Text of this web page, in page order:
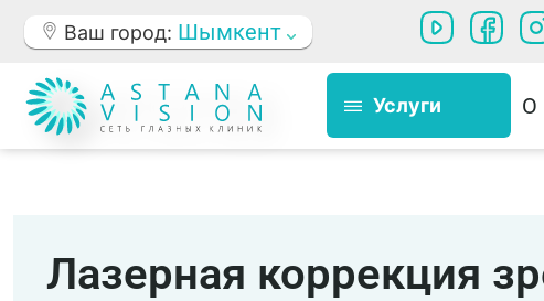
Ваш город: Шымкент
Услуги О
Лазерная коррекция